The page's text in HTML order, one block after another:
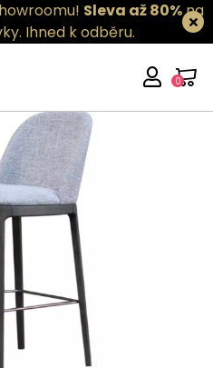
Sleva až 80%na
Ihned k odběru.
0